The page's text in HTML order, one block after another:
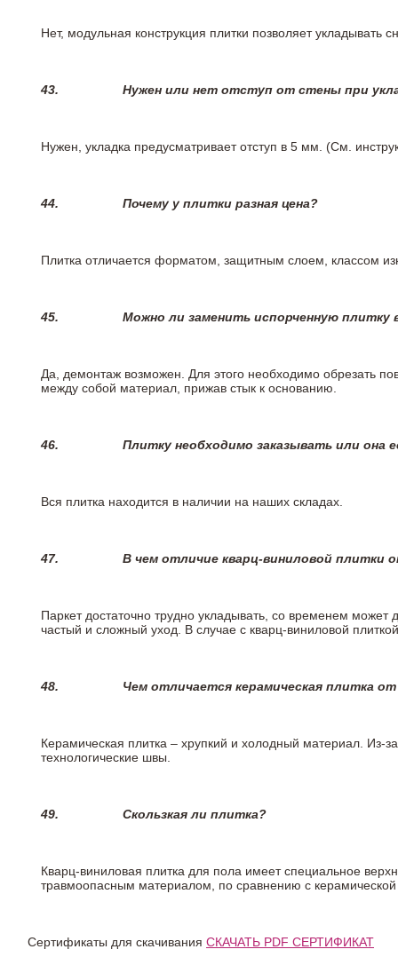
Нет, модульная конструкция плитки позволяет
43. Нужен или нет отступ от стены при
Нужен, укладка предусматривает отступ в 5 мм. (См.
44. Почему у плитки разная цена?
Плитка отличается форматом, защитным слоем, классом
45. Можно ли заменить испорченную плитку
Да, демонтаж возможен. Для этого необходимо обрезать
между собой материал, прижав стык к основанию.
46. Плитку необходимо заказывать или она
Вся плитка находится в наличии на наших складах.
47. В чем отличие кварц-виниловой плитки
Паркет достаточно трудно укладывать, со временем
частый и сложный уход. В случае с кварц-виниловой
48. Чем отличается керамическая плитка
Керамическая плитка – хрупкий и холодный материал. Из-
технологические швы.
49. Скользкая ли плитка?
Кварц-виниловая плитка для пола имеет специальное
травмоопасным материалом, по сравнению с
Сертификаты для скачивания СКАЧАТЬ PDF СЕРТИФИКАТ